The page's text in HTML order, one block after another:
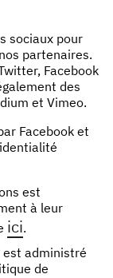
sociaux pour
partenaires.
Facebook
des
et Vimeo.
Facebook et
est
à leur
ici.
est administré
de